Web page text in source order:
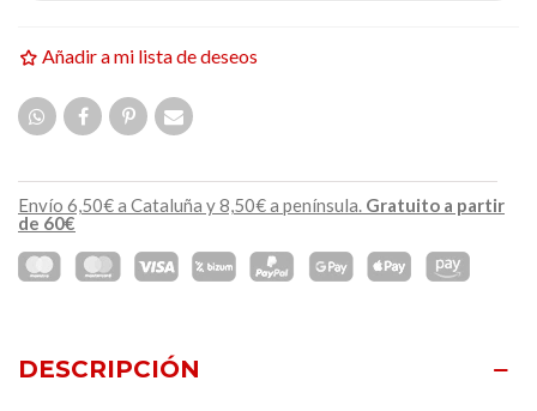
Añadir a mi lista de deseos
Envío 6,50€ a Cataluña y 8,50€ a península. Gratuito a partir
de 60€
DESCRIPCIÓN